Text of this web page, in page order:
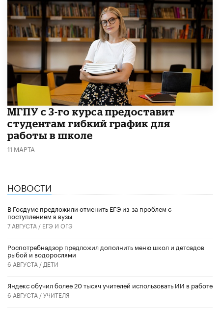
МГПУ с 3-го курса предоставит
студентам гибкий график для
работы в школе
11 МАРТА
НОВОСТИ
В Госдуме предложили отменить ЕГЭ из-за проблем с
поступлением в вузы
7 АВГУСТА / ЕГЭ И ОГЭ
Роспотребнадзор предложил дополнить меню школ и детсадов
рыбой и водорослями
6 АВГУСТА / ДЕТИ
​Яндекс обучил более 20 тысяч учителей использовать ИИ в работе
6 АВГУСТА /УЧИТЕЛЯ